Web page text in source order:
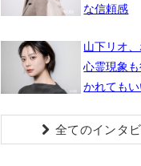
な信頼感
山下リオ
心霊現象
かれてもい
全てのインタ